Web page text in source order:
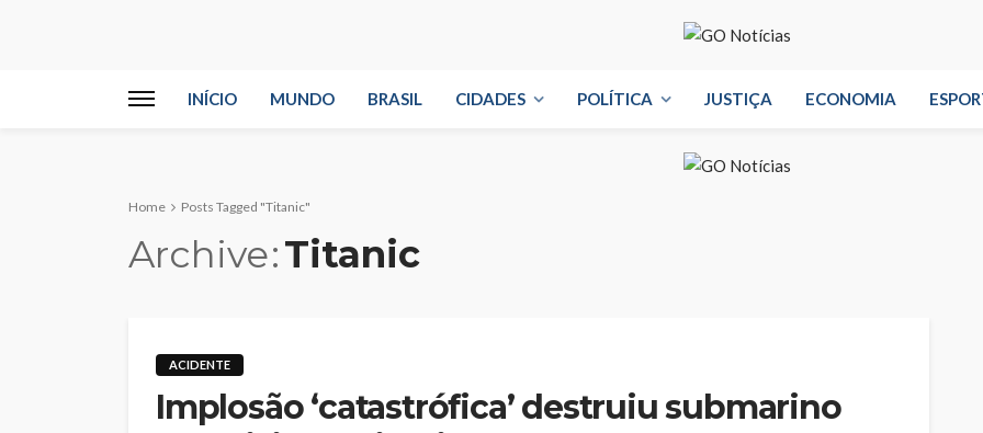
INÍCIO MUNDO BRASIL CIDADES POLÍTICA JUSTIÇA ECONOMIA
Home Posts Tagged "Titanic"
Archive Titanic
ACIDENTE
Implosão ‘catastrófica’ destruiu submarino